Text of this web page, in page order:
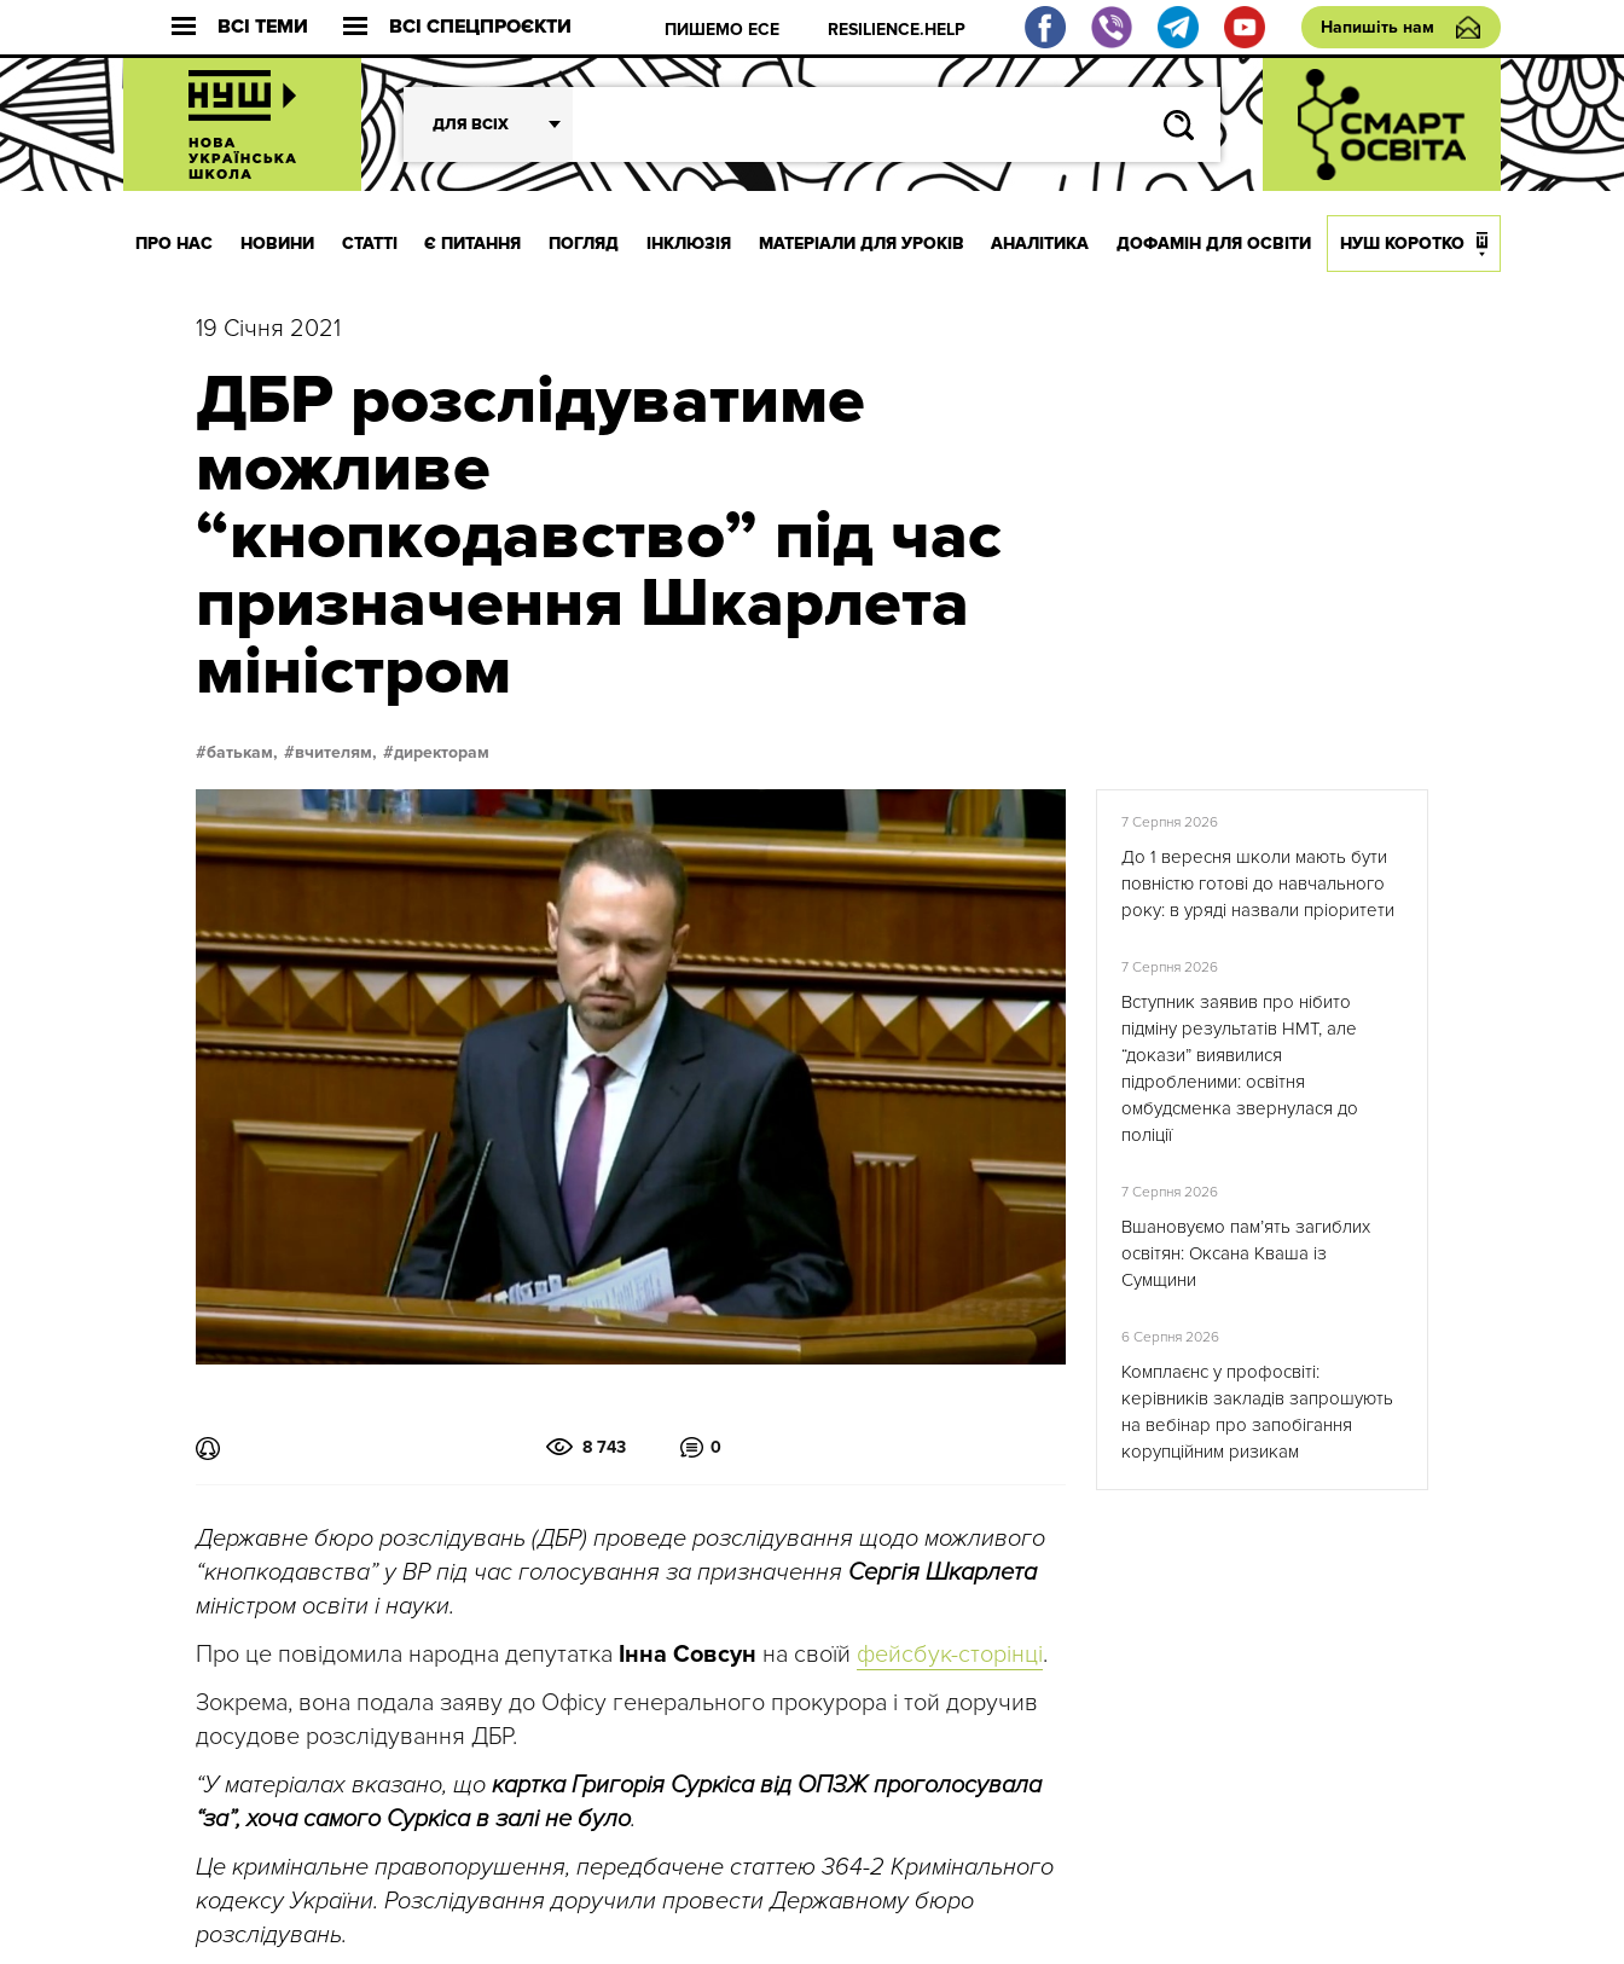
ВСІ ТЕМИ ВСІ СПЕЦПРОЄКТИ ПИШЕМО ЕСЕ RESILIENCE.HELP Напишіть нам
ДЛЯ ВСІХ
ПРО НАС НОВИНИ СТАТТІ Є ПИТАННЯ ПОГЛЯД ІНКЛЮЗІЯ МАТЕРІАЛИ ДЛЯ УРОКІВ АНАЛІТИКА ДОФАМІН ДЛЯ ОСВІТИ НУШ КОРОТКО
19 Січня 2021
ДБР розслідуватиме
можливе
“кнопкодавство” під час
призначення Шкарлета
міністром
батькам, вчителям, директорам
8 743 0
Державне бюро розслідувань (ДБР) проведе розслідування щодо можливого
“кнопкодавства” у ВР під час голосування за призначення Сергія Шкарлета
міністром освіти і науки.
Про це повідомила народна депутатка Інна Совсун на своїй фейсбук-сторінці.
Зокрема, вона подала заяву до Офісу генерального прокурора і той доручив
досудове розслідування ДБР.
“У матеріалах вказано, що картка Григорія Суркіса від ОПЗЖ проголосувала
“за”, хоча самого Суркіса в залі не було.
Це кримінальне правопорушення, передбачене статтею 364-2 Кримінального
кодексу України. Розслідування доручили провести Державному бюро
розслідувань.
7 Серпня 2026
До 1 вересня школи мають бути
повністю готові до навчального
року: в уряді назвали пріоритети
7 Серпня 2026
Вступник заявив про нібито
підміну результатів НМТ, але
“докази” виявилися
підробленими: освітня
омбудсменка звернулася до
поліції
7 Серпня 2026
Вшановуємо пам’ять загиблих
освітян: Оксана Кваша із
Сумщини
6 Серпня 2026
Комплаєнс у профосвіті:
керівників закладів запрошують
на вебінар про запобігання
корупційним ризикам